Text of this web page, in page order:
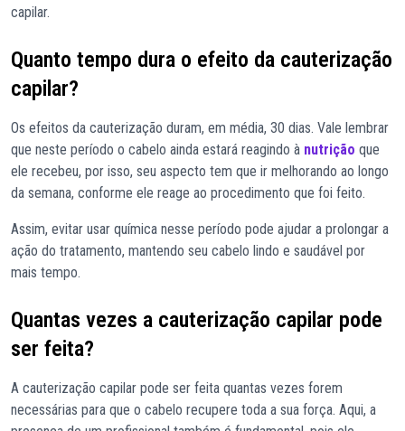
capilar.
Quanto tempo dura o efeito da cauterização
capilar?
Os efeitos da cauterização duram, em média, 30 dias. Vale lembrar
que neste período o cabelo ainda estará reagindo à nutrição que
ele recebeu, por isso, seu aspecto tem que ir melhorando ao longo
da semana, conforme ele reage ao procedimento que foi feito.
Assim, evitar usar química nesse período pode ajudar a prolongar a
ação do tratamento, mantendo seu cabelo lindo e saudável por
mais tempo.
Quantas vezes a cauterização capilar pode
ser feita?
A cauterização capilar pode ser feita quantas vezes forem
necessárias para que o cabelo recupere toda a sua força. Aqui, a